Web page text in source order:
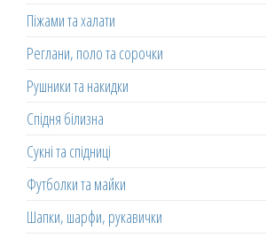
Піжами та халати
Реглани, поло та сорочки
Рушники та накидки
Спідня білизна
Сукні та спідниці
Футболки та майки
Шапки, шарфи, рукавички